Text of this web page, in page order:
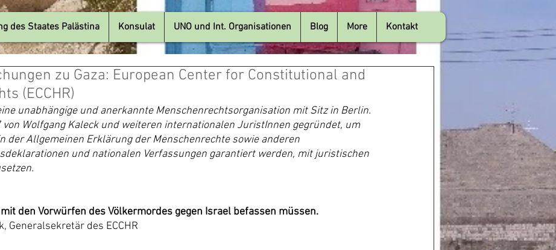
zu Gaza: European Center for Constitutional and
(ECCHR)
unabhängige und anerkannte Menschenrechtsorganisation mit Sitz in Berlin.
Wolfgang Kaleck und weiteren internationalen JuristInnen gegründet, um
der Allgemeinen Erklärung der Menschenrechte sowie anderen
und nationalen Verfassungen garantiert werden, mit juristischen
den Vorwürfen des Völkermordes gegen Israel befassen müssen.
Generalsekretär des ECCHR
des Staates Palästina Konsulat UNO und Int. Organisationen Blog More Kontakt